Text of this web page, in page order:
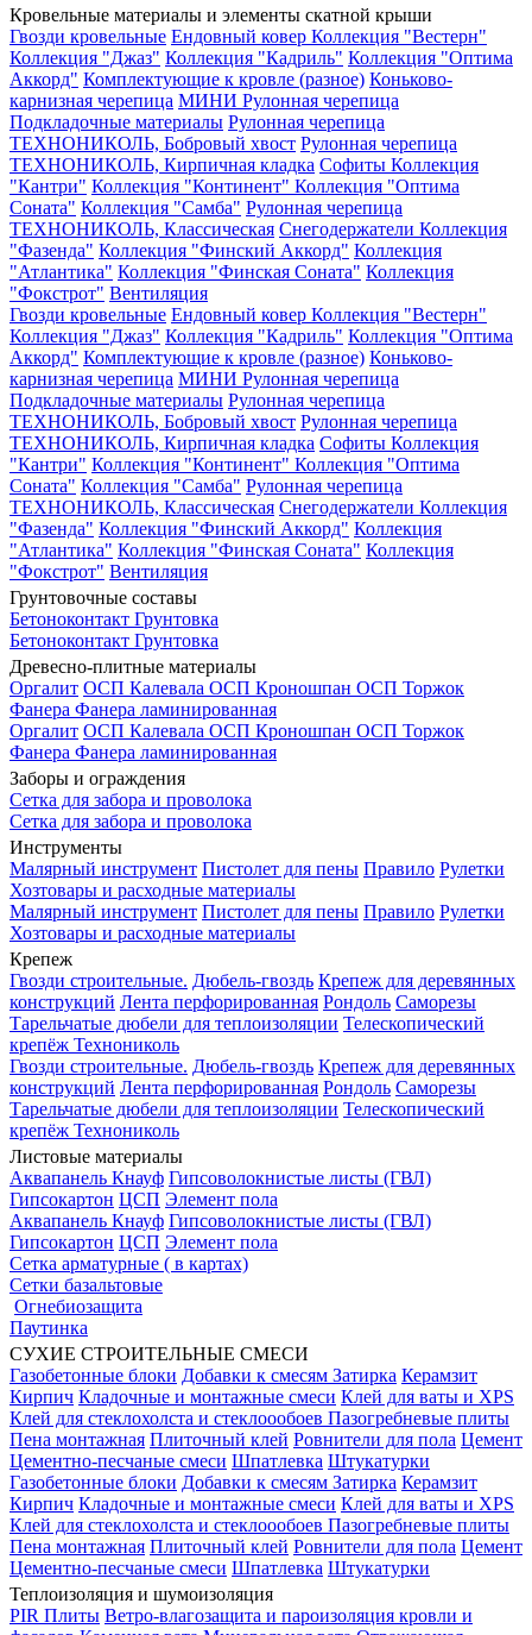
Кровельные материалы и элементы скатной крыши
Гвозди кровельные Ендовный ковер Коллекция "Вестерн"
Коллекция "Джаз" Коллекция "Кадриль" Коллекция "Оптима
Аккорд" Комплектующие к кровле (разное) Коньково-
карнизная черепица МИНИ Рулонная черепица
Подкладочные материалы Рулонная черепица
ТЕХНОНИКОЛЬ, Бобровый хвост Рулонная черепица
ТЕХНОНИКОЛЬ, Кирпичная кладка Софиты Коллекция
"Кантри" Коллекция "Континент" Коллекция "Оптима
Соната" Коллекция "Самба" Рулонная черепица
ТЕХНОНИКОЛЬ, Классическая Снегодержатели Коллекция
"Фазенда" Коллекция "Финский Аккорд" Коллекция
"Атлантика" Коллекция "Финская Соната" Коллекция
"Фокстрот" Вентиляция
Гвозди кровельные Ендовный ковер Коллекция "Вестерн"
Коллекция "Джаз" Коллекция "Кадриль" Коллекция "Оптима
Аккорд" Комплектующие к кровле (разное) Коньково-
карнизная черепица МИНИ Рулонная черепица
Подкладочные материалы Рулонная черепица
ТЕХНОНИКОЛЬ, Бобровый хвост Рулонная черепица
ТЕХНОНИКОЛЬ, Кирпичная кладка Софиты Коллекция
"Кантри" Коллекция "Континент" Коллекция "Оптима
Соната" Коллекция "Самба" Рулонная черепица
ТЕХНОНИКОЛЬ, Классическая Снегодержатели Коллекция
"Фазенда" Коллекция "Финский Аккорд" Коллекция
"Атлантика" Коллекция "Финская Соната" Коллекция
"Фокстрот" Вентиляция
Грунтовочные составы
Бетоноконтакт Грунтовка
Бетоноконтакт Грунтовка
Древесно-плитные материалы
Оргалит ОСП Калевала ОСП Кроношпан ОСП Торжок
Фанера Фанера ламинированная
Оргалит ОСП Калевала ОСП Кроношпан ОСП Торжок
Фанера Фанера ламинированная
Заборы и ограждения
Сетка для забора и проволока
Сетка для забора и проволока
Инструменты
Малярный инструмент Пистолет для пены Правило Рулетки
Хозтовары и расходные материалы
Малярный инструмент Пистолет для пены Правило Рулетки
Хозтовары и расходные материалы
Крепеж
Гвозди строительные. Дюбель-гвоздь Крепеж для деревянных
конструкций Лента перфорированная Рондоль Саморезы
Тарельчатые дюбели для теплоизоляции Телескопический
крепёж Технониколь
Гвозди строительные. Дюбель-гвоздь Крепеж для деревянных
конструкций Лента перфорированная Рондоль Саморезы
Тарельчатые дюбели для теплоизоляции Телескопический
крепёж Технониколь
Листовые материалы
Аквапанель Кнауф Гипсоволокнистые листы (ГВЛ)
Гипсокартон ЦСП Элемент пола
Аквапанель Кнауф Гипсоволокнистые листы (ГВЛ)
Гипсокартон ЦСП Элемент пола
Сетка арматурные ( в картах)
Сетки базальтовые
Огнебиозащита
Паутинка
СУХИЕ СТРОИТЕЛЬНЫЕ СМЕСИ
Газобетонные блоки Добавки к смесям Затирка Керамзит
Кирпич Кладочные и монтажные смеси Клей для ваты и XPS
Клей для стеклохолста и стеклоообоев Пазогребневые плиты
Пена монтажная Плиточный клей Ровнители для пола Цемент
Цементно-песчаные смеси Шпатлевка Штукатурки
Газобетонные блоки Добавки к смесям Затирка Керамзит
Кирпич Кладочные и монтажные смеси Клей для ваты и XPS
Клей для стеклохолста и стеклоообоев Пазогребневые плиты
Пена монтажная Плиточный клей Ровнители для пола Цемент
Цементно-песчаные смеси Шпатлевка Штукатурки
Теплоизоляция и шумоизоляция
PIR Плиты Ветро-влагозащита и пароизоляция кровли и